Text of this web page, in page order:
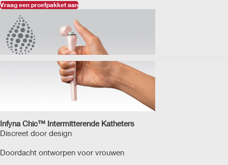
Vraag een proefpakket aan
Infyna Chic™ Intermitterende Katheters
Discreet door design
Doordacht ontworpen voor vrouwen